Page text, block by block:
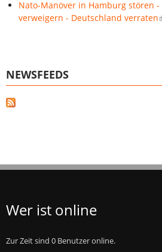
Nato-Manöver in Hamburg stören
verweigern - Deutschland verraten
NEWSFEEDS
Wer ist online
Zur Zeit sind 0 Benutzer online.